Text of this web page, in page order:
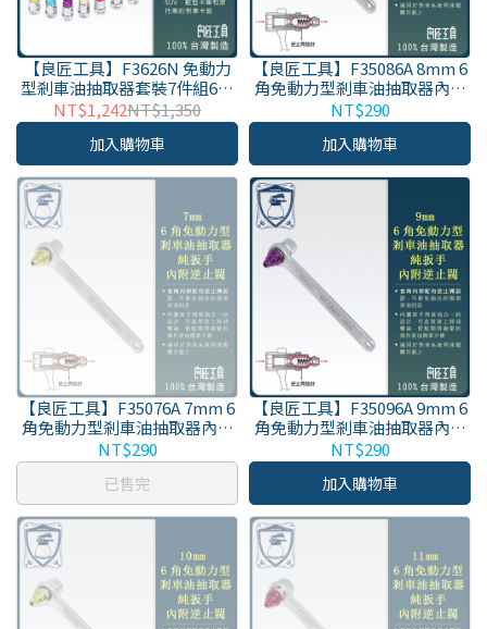
【良匠工具】F3626N 免動力
型剎車油抽取器套裝7件組6角
套筒 (7,8,9,10,11,12mm,3/8")
NT$1,242NT$1,350
加入購物車
【良匠工具】F35086A 8mm 6
角免動力型剎車油抽取器內附
逆止閥 純扳手 台灣生產 原廠有
保固
NT$290
加入購物車
【良匠工具】F35076A 7mm 6
角免動力型剎車油抽取器內附
逆止閥 純扳手 台灣生產 原廠有
保固
NT$290
已售完
【良匠工具】F35096A 9mm 6
角免動力型剎車油抽取器內附
逆止閥 純扳手 台灣生產 原廠有
保固
NT$290
加入購物車